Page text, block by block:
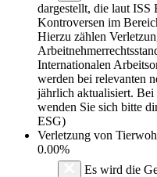
dargestellt, die laut ISS
Kontroversen im
Hierzu zählen
Internationalen
werden bei relevanten
jährlich aktualisiert. Bei
wenden Sie sich bitte
ESG)
Verletzung von
0.00%
Es wird die